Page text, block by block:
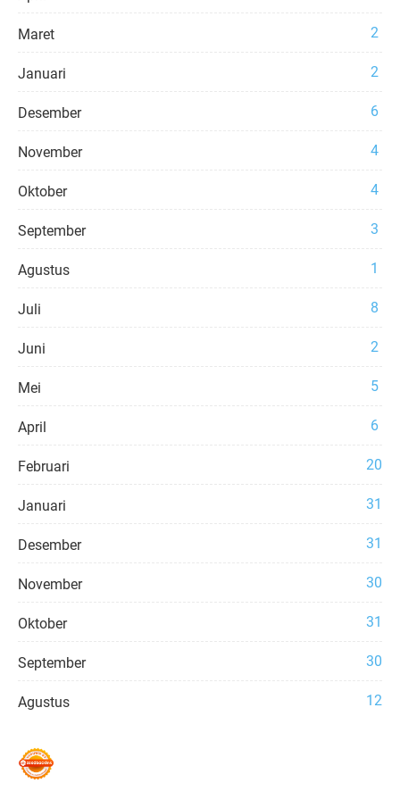
Maret 2
Januari 2
Desember 6
November 4
Oktober 4
September 3
Agustus 1
Juli 8
Juni 2
Mei 5
April 6
Februari 20
Januari 31
Desember 31
November 30
Oktober 31
September 30
Agustus 12